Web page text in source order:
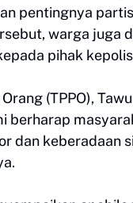
pentingnya
warga juga
pihak
(TPPO),
berharap
dan keberadaan